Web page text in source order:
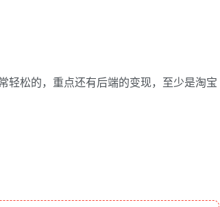
轻松的，重点还有后端的变现，至少是淘宝